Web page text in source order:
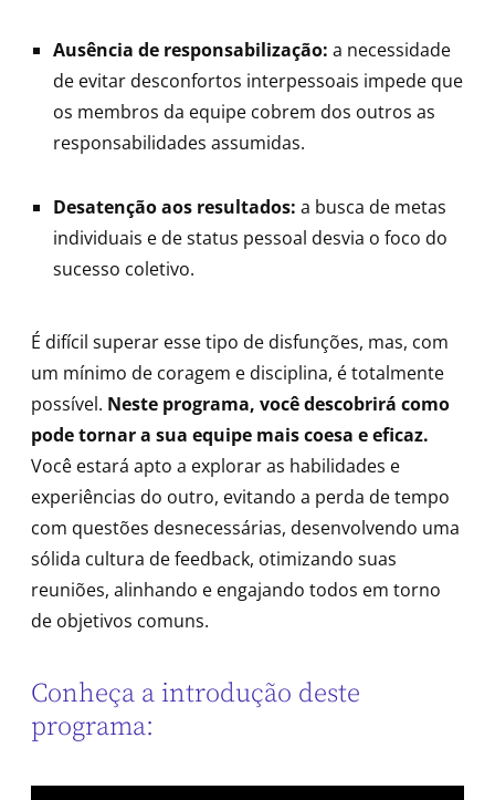
Ausência de responsabilização: a necessidade
de evitar desconfortos interpessoais impede que
os membros da equipe cobrem dos outros as
responsabilidades assumidas.
Desatenção aos resultados: a busca de metas
individuais e de status pessoal desvia o foco do
sucesso coletivo.
É difícil superar esse tipo de disfunções, mas, com
um mínimo de coragem e disciplina, é totalmente
possível. Neste programa, você descobrirá como
pode tornar a sua equipe mais coesa e eficaz.
Você estará apto a explorar as habilidades e
experiências do outro, evitando a perda de tempo
com questões desnecessárias, desenvolvendo uma
sólida cultura de feedback, otimizando suas
reuniões, alinhando e engajando todos em torno
de objetivos comuns.
Conheça a introdução deste
programa: